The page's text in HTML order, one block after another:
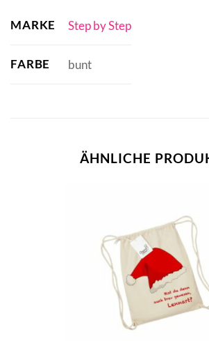
MARKE Step by Step
FARBE bunt
ÄHNLICHE